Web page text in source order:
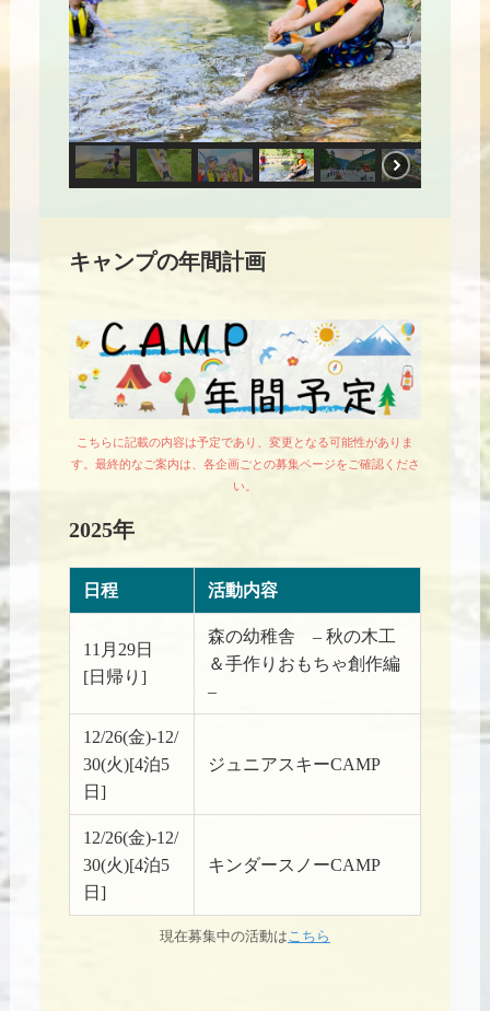
キャンプの年間計画
こちらに記載の内容は予定であり、変更となる可能性がありま
す。最終的なご案内は、各企画ごとの募集ページをご確認くださ
い。
2025年
日程 活動内容
11月29日
[日帰り]
森の幼稚舎 – 秋の木工
＆手作りおもちゃ創作編
–
12/26(金)-12/
30(火)[4泊5
日]
ジュニアスキーCAMP
12/26(金)-12/
30(火)[4泊5
日]
キンダースノーCAMP
現在募集中の活動は こちら